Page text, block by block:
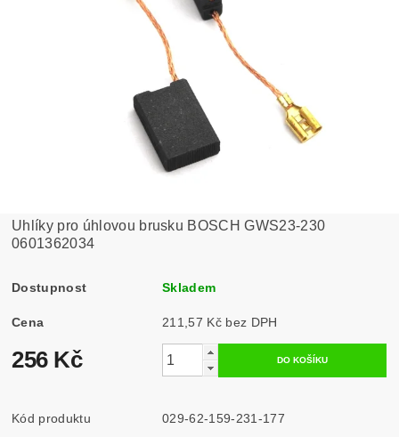
Uhlíky pro úhlovou brusku BOSCH GWS23-230
0601362034
Dostupnost Skladem
Cena 211,57 Kč bez DPH
256 Kč
Kód produktu 029-62-159-231-177